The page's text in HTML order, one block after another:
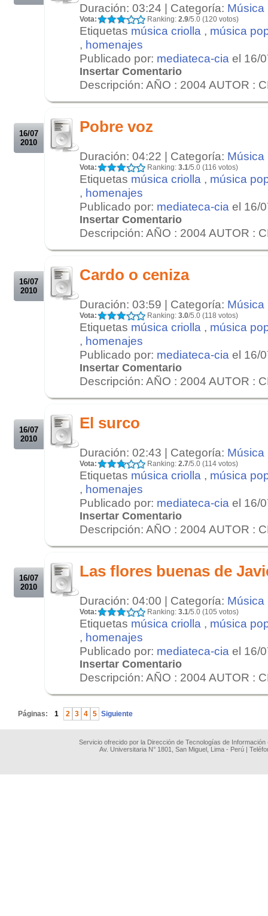
Duración: 03:24 | Categoría: Música
Vota: Ranking: 2.9/5.0 (120 votos)
Etiquetas música criolla , música
, homenajes
Publicado por: mediateca-cia el 16/
Insertar Comentario
Descripción: AÑO : 2004 AUTOR :
16/07
2010
Pobre voz
Duración: 04:22 | Categoría: Música
Vota: Ranking: 3.1/5.0 (116 votos)
Etiquetas música criolla , música
, homenajes
Publicado por: mediateca-cia el 16/
Insertar Comentario
Descripción: AÑO : 2004 AUTOR :
16/07
2010
Cardo o ceniza
Duración: 03:59 | Categoría: Música
Vota: Ranking: 3.0/5.0 (118 votos)
Etiquetas música criolla , música
, homenajes
Publicado por: mediateca-cia el 16/
Insertar Comentario
Descripción: AÑO : 2004 AUTOR :
16/07
2010
El surco
Duración: 02:43 | Categoría: Música
Vota: Ranking: 2.7/5.0 (114 votos)
Etiquetas música criolla , música
, homenajes
Publicado por: mediateca-cia el 16/
Insertar Comentario
Descripción: AÑO : 2004 AUTOR :
16/07
2010
Las flores buenas de
Duración: 04:00 | Categoría: Música
Vota: Ranking: 3.1/5.0 (105 votos)
Etiquetas música criolla , música
, homenajes
Publicado por: mediateca-cia el 16/
Insertar Comentario
Descripción: AÑO : 2004 AUTOR :
Páginas: 1 2 3 4 5 Siguiente
Servicio ofrecido por la Dirección de Tecnologías de
Av. Universitaria N° 1801, San Miguel, Lima - Perú |